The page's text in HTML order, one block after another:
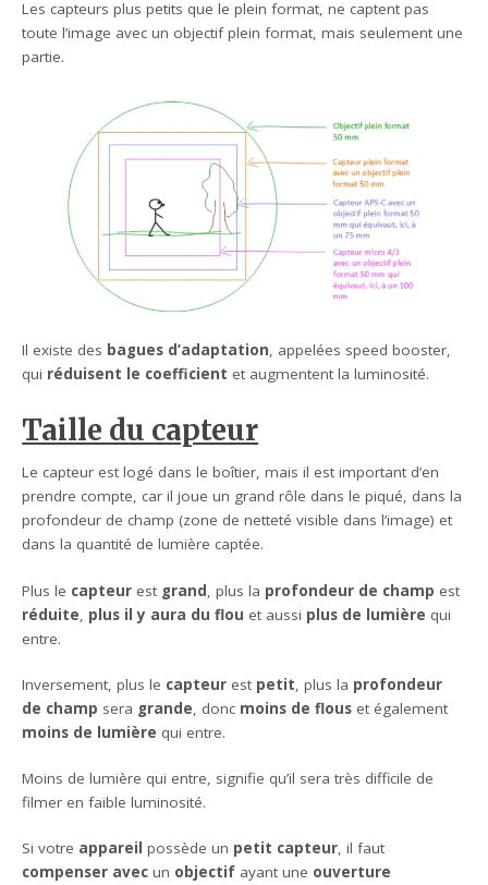
Les capteurs plus petits que le plein format, ne captent pas
toute l’image avec un objectif plein format, mais seulement une
partie.
Il existe des bagues d’adaptation, appelées speed booster,
qui réduisent le coefficient et augmentent la luminosité.
Taille du capteur
Le capteur est logé dans le boîtier, mais il est important d’en
prendre compte, car il joue un grand rôle dans le piqué, dans la
profondeur de champ (zone de netteté visible dans l’image) et
dans la quantité de lumière captée.
Plus le capteur est grand , plus la profondeur de champ est
réduite plus il y aura du flou et aussi plus de lumière qui
entre.
Inversement, plus le capteur est petit, plus la profondeur
de champ sera grande, donc moins de flous et également
moins de lumière qui entre.
Moins de lumière qui entre, signifie qu’il sera très difficile de
filmer en faible luminosité.
Si votre appareil possède un petit capteur, il faut
compenser avec un objectif ayant une ouverture